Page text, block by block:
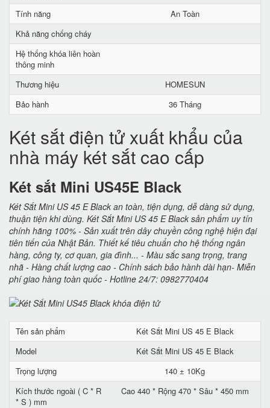
Tính năng
An Toàn
Khả năng chống cháy
Hệ thống khóa liên hoàn
thông minh
Thương hiệu
HOMESUN
Bảo hành
36 Tháng
Két sắt điện tử xuất khẩu của
nhà máy két sắt cao cấp
Két sắt Mini US45E Black
Két Sắt Mini US 45 E Black an toàn, tiện dụng, dễ dàng sử dụng,
thuận tiện khi dùng. Két Sắt Mini US 45 E Black sản phẩm uy tín
chính hãng 100% - Sản xuất trên dây chuyền công nghệ hiện đại
tiên tiến của Nhật Bản. Thiết kế tiêu chuẩn cho hệ thống ngân
hàng, công ty, cơ quan, gia đình... - Màu sắc sang trọng, trang
nhã - Hàng chất lượng cao - Chính sách bảo hành dài hạn- Miễn
phí giao hàng toàn quốc - Hotline 24/7: 0982770404
Tên sản phẩm
Két Sắt Mini US 45 E Black
Model
Két Sắt Mini US 45 E Black
Trọng lượng
140 ± 10Kg
Kích thước ngoài ( C * R
* S ) mm
Cao 440 * Rộng 470 * Sâu * 450 mm